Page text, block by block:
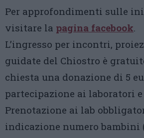
Per approfondimenti sulle
visitare la pagina facebook.
L’ingresso per incontri,
guidate del Chiostro è
chiesta una donazione di 5
partecipazione ai laboratori e
Prenotazione ai lab
indicazione numero bambini